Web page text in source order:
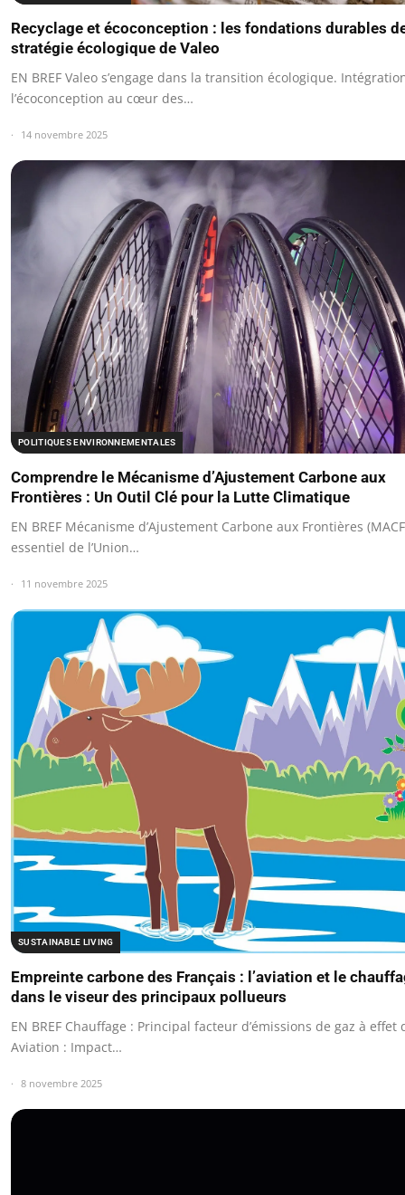
Recyclage et écoconception : les fondations durables
stratégie écologique de Valeo
EN BREF Valeo s’engage dans la transition écologique.
l’écoconception au cœur des…
14 novembre 2025
POLITIQUES ENVIRONNEMENTALES
Comprendre le Mécanisme d’Ajustement Carbone aux
Frontières : Un Outil Clé pour la Lutte Climatique
EN BREF Mécanisme d’Ajustement Carbone aux Frontières
essentiel de l’Union…
11 novembre 2025
SUSTAINABLE LIVING
Empreinte carbone des Français : l’aviation et le
dans le viseur des principaux pollueurs
EN BREF Chauffage : Principal facteur d’émissions de gaz à effet
Aviation : Impact…
8 novembre 2025